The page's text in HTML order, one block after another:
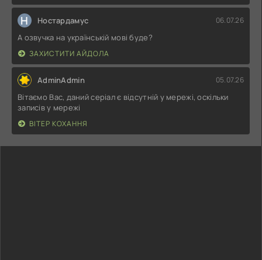
Н Ностардамус 06.07.26
А озвучка на українській мові буде?
ЗАХИСТИТИ АЙДОЛА
AdminAdmin 05.07.26
Вітаємо Вас, даний серіал є відсутній у мережі, оскільки
записів у мережі
ВІТЕР КОХАННЯ